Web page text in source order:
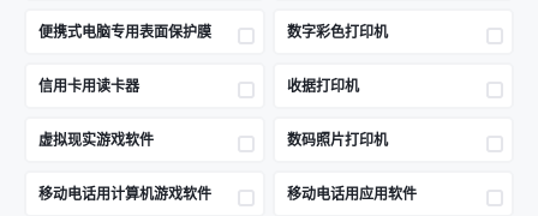
便携式电脑专用表面保护膜 数字彩色打印机
信用卡用读卡器 收据打印机
虚拟现实游戏软件 数码照片打印机
移动电话用计算机游戏软件 移动电话用应用软件